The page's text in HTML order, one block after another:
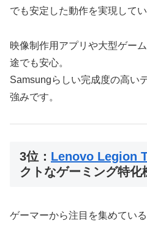
でも安定した動作を実現してい
映像制作用アプリや大型ゲー
途でも安心。
Samsungらしい完成度の高い
強みです。
3位： Lenovo Legion
クトなゲーミング特化
ゲーマーから注目を集めている